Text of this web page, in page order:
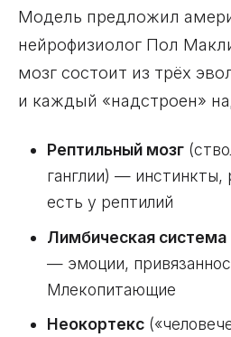
Модель предложил
нейрофизиолог Пол
мозг состоит из трёх
и каждый «надстроен»
Рептильный мозг
ганглии) — инстинкты,
есть у рептилий
Лимбическая система
— эмоции,
Млекопитающие
Неокортекс